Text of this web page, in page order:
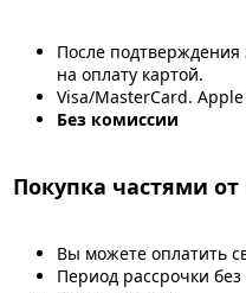
После
на оплату картой.
Visa/MasterCard. Apple
Без комиссии
Покупка частями
Вы можете оплатить
Период рассрочки